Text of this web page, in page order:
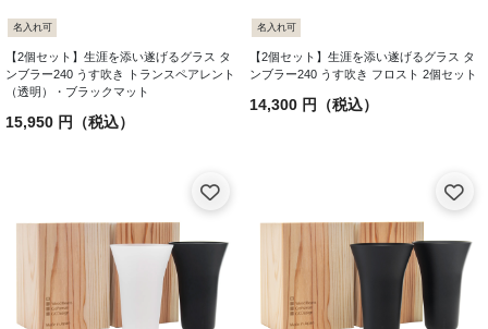
名入れ可
【2個セット】生涯を添い遂げるグラス タ
ンブラー240 うす吹き トランスペアレント
（透明）・ブラックマット
15,950 円（税込）
名入れ可
【2個セット】生涯を添い遂げるグラス タ
ンブラー240 うす吹き フロスト 2個セット
14,300 円（税込）